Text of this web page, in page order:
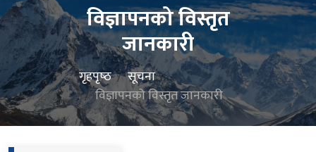
विज्ञापनको विस्तृत
जानकारी
गृहपृष्‍ठ
सूचना
विज्ञापनको विस्तृत जानकारी